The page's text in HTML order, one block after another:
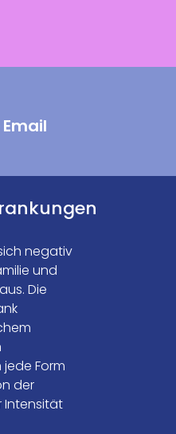
negativ
und
Die
Form
der
Intensität